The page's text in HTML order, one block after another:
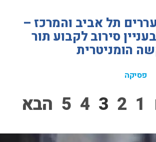
תל אביב והמרכז –
סירוב לקבוע תור
הומניטרית
פסיקה
1
2
3
4
5 הבא